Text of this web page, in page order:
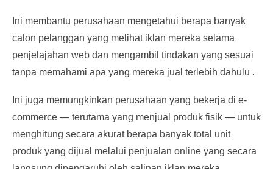
Ini membantu perusahaan mengetahui berapa banyak
calon pelanggan yang melihat iklan mereka selama
penjelajahan web dan mengambil tindakan yang sesuai
tanpa memahami apa yang mereka jual terlebih dahulu .
Ini juga memungkinkan perusahaan yang bekerja di e-
commerce — terutama yang menjual produk fisik — untuk
menghitung secara akurat berapa banyak total unit
produk yang dijual melalui penjualan online yang secara